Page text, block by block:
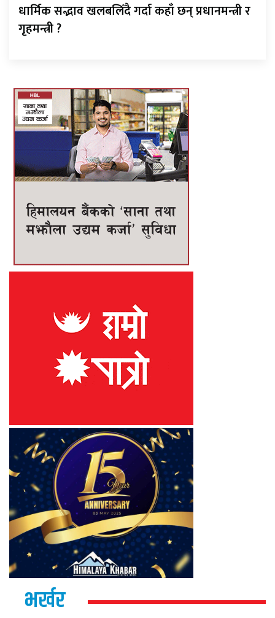
धार्मिक सद्भाव खलबलिँदै गर्दा कहाँ छन् प्रधानमन्त्री र
गृहमन्त्री ?
भर्खर